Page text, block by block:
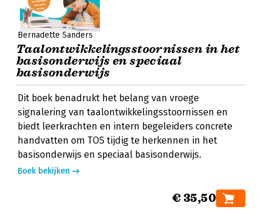
Bernadette Sanders
Taalontwikkelingsstoornissen in het
basisonderwijs en speciaal
basisonderwijs
Dit boek benadrukt het belang van vroege
signalering van taalontwikkelingsstoornissen en
biedt leerkrachten en intern begeleiders concrete
handvatten om TOS tijdig te herkennen in het
basisonderwijs en speciaal basisonderwijs.
Boek bekijken
€ 35,50